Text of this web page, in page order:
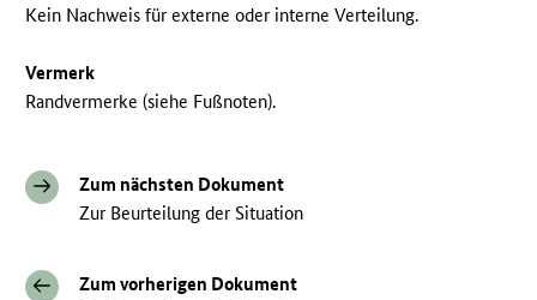
Kein Nachweis für externe oder interne Verteilung.
Vermerk
Randvermerke (siehe Fußnoten).
Zum nächsten Dokument
Zur Beurteilung der Situation
Zum vorherigen Dokument